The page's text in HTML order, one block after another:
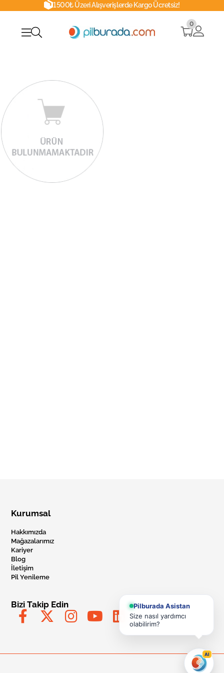
1500₺ Üzeri Alışverişlerde Kargo Ücretsiz!
0
Kurumsal
Hakkımızda
Mağazalarımız
Kariyer
Blog
İletişim
Pil Yenileme
Bizi Takip Edin
Pilburada Asistan
Size nasıl yardımcı
olabilirim?
AI